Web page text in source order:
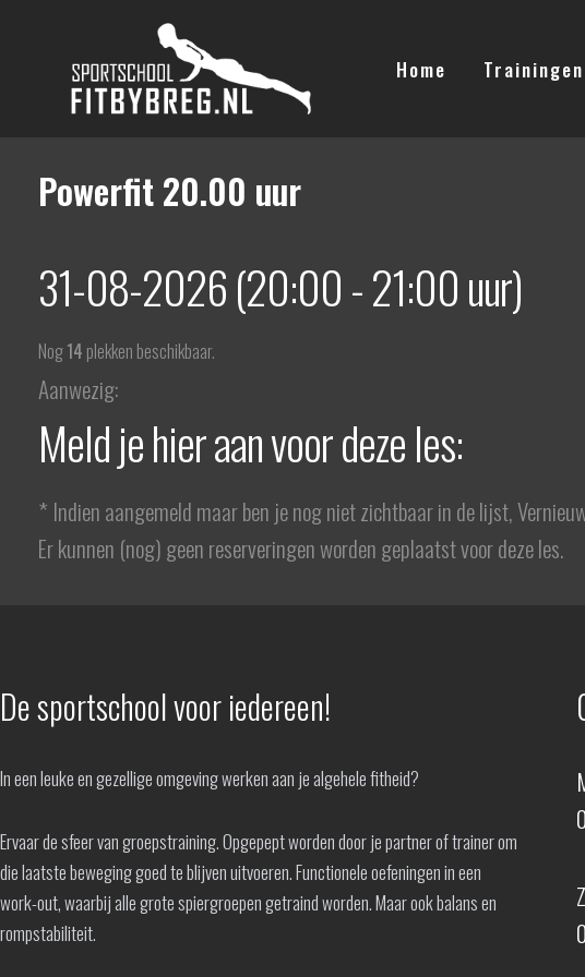
Home Trainingen
Powerfit 20.00 uur
31-08-2026 (20:00 - 21:00 uur)
Nog14 plekken beschikbaar.
Aanwezig:
Meld je hier aan voor deze les:
* Indien aangemeld maar ben je nog niet zichtbaar in de lijst,
Er kunnen (nog) geen reserveringen worden geplaatst voor deze les.
De sportschool voor iedereen!
In een leuke en gezellige omgeving werken aan je algehele fitheid?
Ervaar de sfeer van groepstraining. Opgepept worden door je partner of trainer om
die laatste beweging goed te blijven uitvoeren. Functionele oefeningen in een
work-out, waarbij alle grote spiergroepen getraind worden. Maar ook balans en
rompstabiliteit.